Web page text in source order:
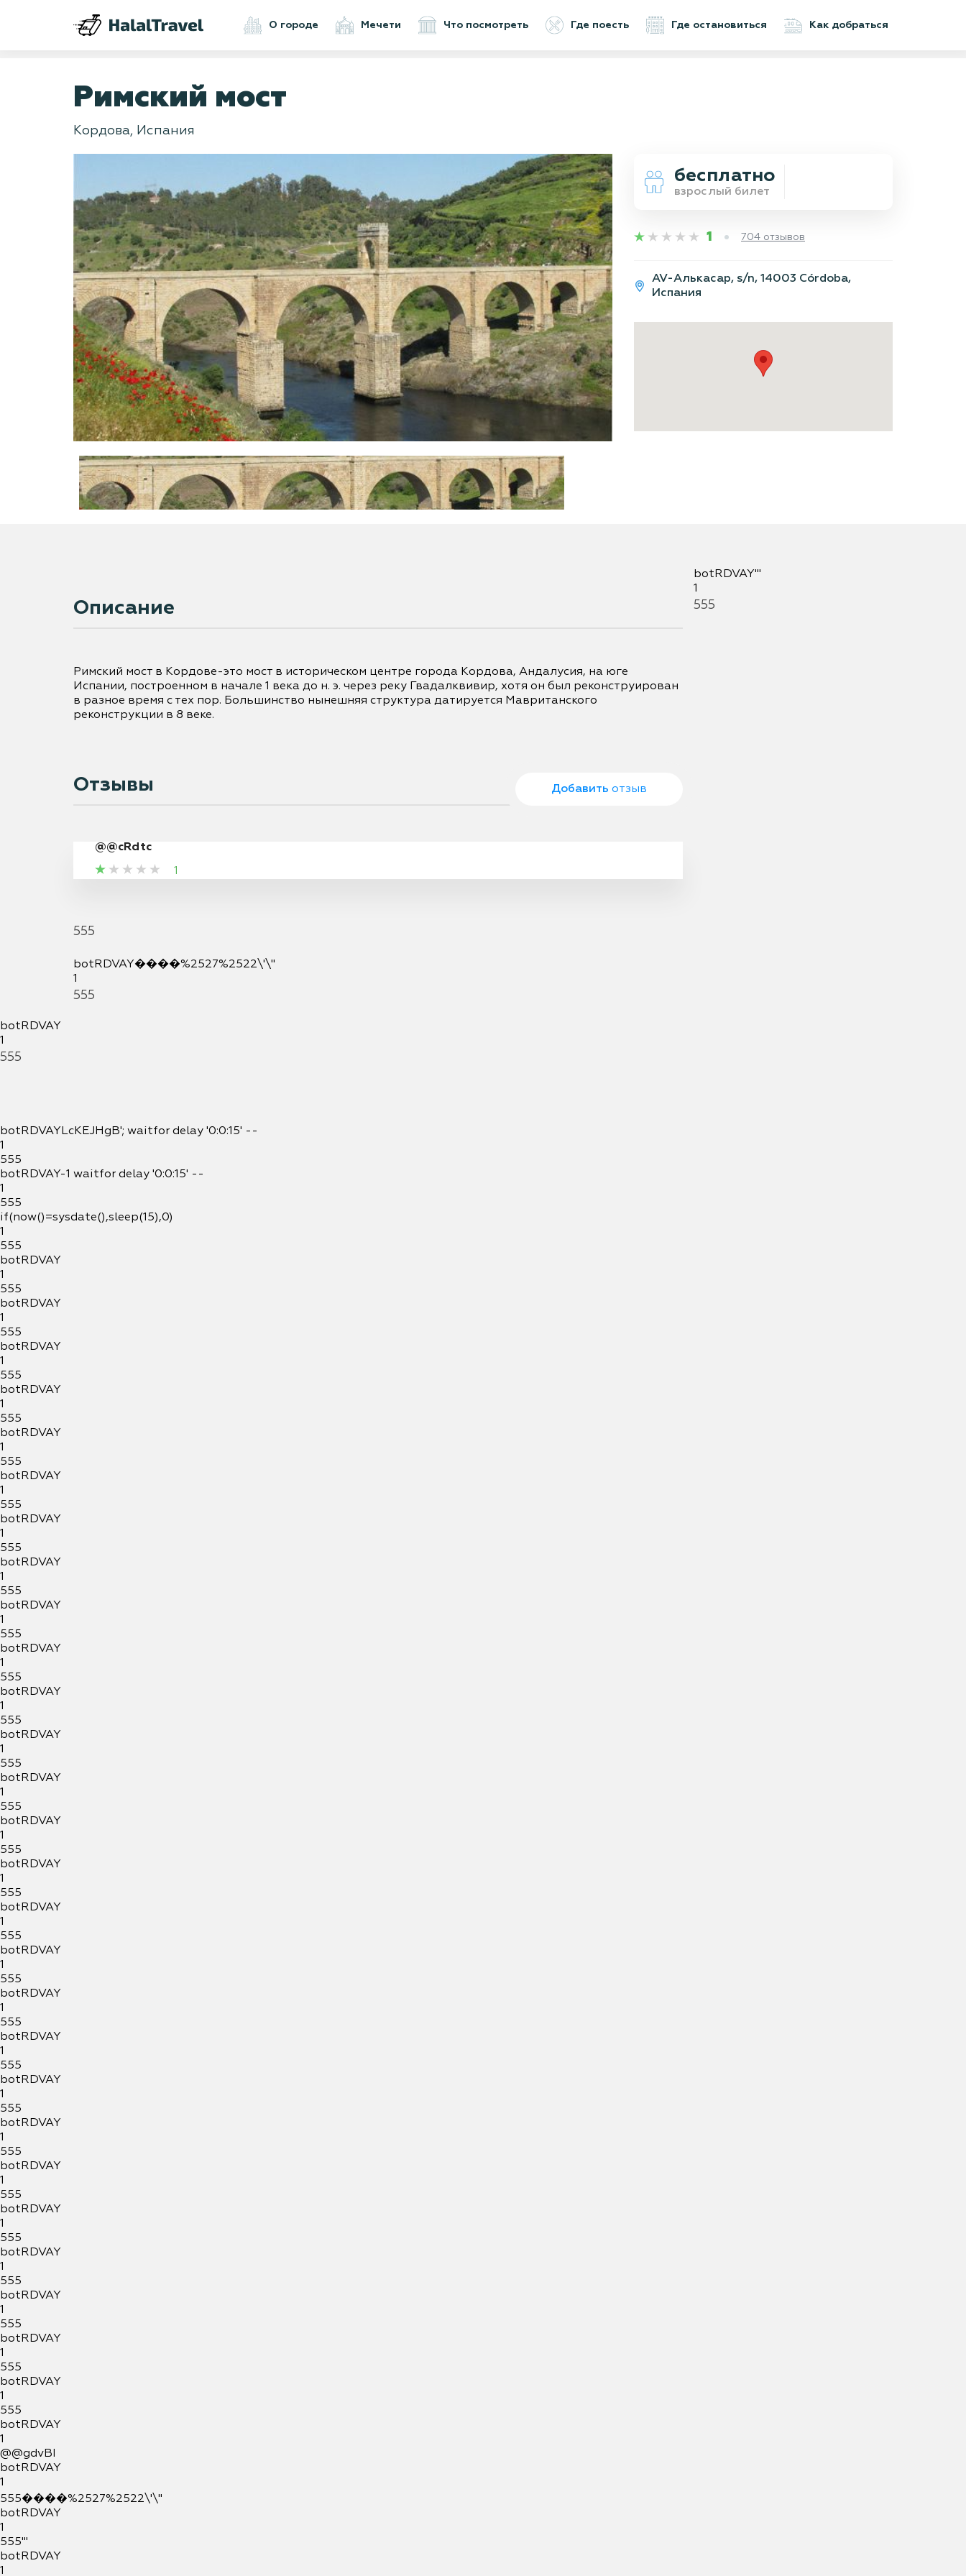
О городе Мечети Что посмотреть Где поесть Где остановиться Как добраться
Римский мост
Кордова, Испания
бесплатно
взрослый билет
1 704 отзывов
AV-Алькасар, s/n, 14003 Córdoba,
Испания
Описание
Римский мост в Кордове-это мост в историческом центре города Кордова, Андалусия, на юге
Испании, построенном в начале 1 века до н. э. через реку Гвадалквивир, хотя он был реконструирован
в разное время с тех пор. Большинство нынешняя структура датируется Мавританского
реконструкции в 8 веке.
Отзывы Добавить отзыв
@@cRdtc
1
555
botRDVAY����%2527%2522\'\"
1
555
botRDVAY'"
1
555
botRDVAY
1
555
botRDVAYLcKEJHgB'; waitfor delay '0:0:15' --
1
555
botRDVAY-1 waitfor delay '0:0:15' --
1
555
if(now()=sysdate(),sleep(15),0)
1
555
botRDVAY
1
555
botRDVAY
1
555
botRDVAY
1
555
botRDVAY
1
555
botRDVAY
1
555
botRDVAY
1
555
botRDVAY
1
555
botRDVAY
1
555
botRDVAY
1
555
botRDVAY
1
555
botRDVAY
1
555
botRDVAY
1
555
botRDVAY
1
555
botRDVAY
1
555
botRDVAY
1
555
botRDVAY
1
555
botRDVAY
1
555
botRDVAY
1
555
botRDVAY
1
555
botRDVAY
1
555
botRDVAY
1
555
botRDVAY
1
555
botRDVAY
1
555
botRDVAY
1
555
botRDVAY
1
555
botRDVAY
1
555
botRDVAY
1
555
botRDVAY
1
@@gdvBI
botRDVAY
1
555����%2527%2522\'\"
botRDVAY
1
555'"
botRDVAY
1